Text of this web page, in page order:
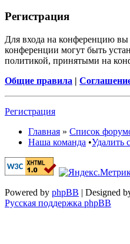
Регистрация
Для входа на конференцию вы
конференции могут быть
политикой, принятыми на
Общие правила |
Регистрация
Главная » Список
Наша команда •Удалить
Powered by phpBB | Designed
Русская поддержка phpBB